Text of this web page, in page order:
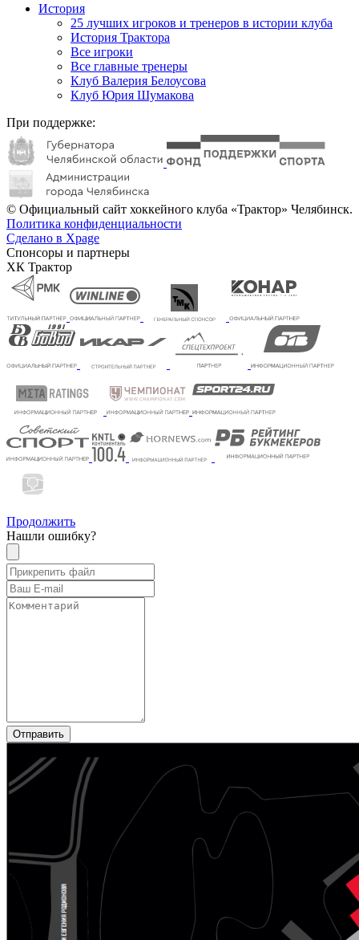
История
25 лучших игроков и тренеров в истории клуба
История Трактора
Все игроки
Все главные тренеры
Клуб Валерия Белоусова
Клуб Юрия Шумакова
При поддержке:
© Официальный сайт хоккейного клуба «Трактор» Челябинск.
Политика конфиденциальности
Сделано в Xpage
Спонсоры и партнеры
ХК Трактор
Продолжить
Нашли ошибку?